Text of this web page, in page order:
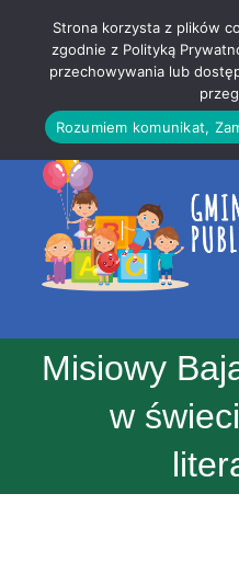
treści
strony
Misiowy
w
Strona korzysta z plików
zgodnie z Polityką
przechowywania lub
Rozumiem komunikat,